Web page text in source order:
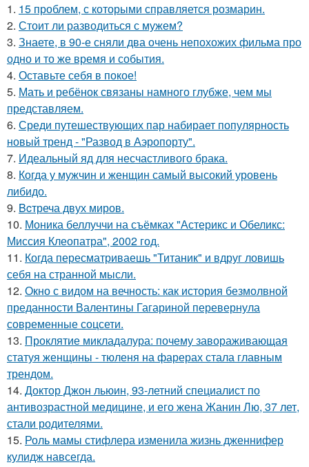
1. 15 проблем, с которыми справляется розмарин.
2. Стоит ли разводиться с мужем?
3. Знаете, в 90-е сняли два очень непохожих фильма про
одно и то же время и события.
4. Оставьте себя в покое!
5. Мать и ребёнок связаны намного глубже, чем мы
представляем.
6. Среди путешествующих пар набирает популярность
новый тренд - "Развод в Аэропорту".
7. Идеальный яд для несчастливого брака.
8. Когда у мужчин и женщин самый высокий уровень
либидо.
9. Bcтреча двух миров.
10. Моника беллуччи на съёмках "Астерикс и Обеликс:
Миссия Клеопатра", 2002 год.
11. Когда пересматриваешь "Титаник" и вдруг ловишь
себя на странной мысли.
12. Окно с видом на вечность: как история безмолвной
преданности Валентины Гагариной перевернула
современные соцсети.
13. Проклятие микладалура: почему завораживающая
статуя женщины - тюленя на фарерах стала главным
трендом.
14. Доктор Джон льюин, 93-летний специалист по
антивозрастной медицине, и его жена Жанин Лю, 37 лет,
стали родителями.
15. Роль мамы стифлера изменила жизнь дженнифер
кулидж навсегда.